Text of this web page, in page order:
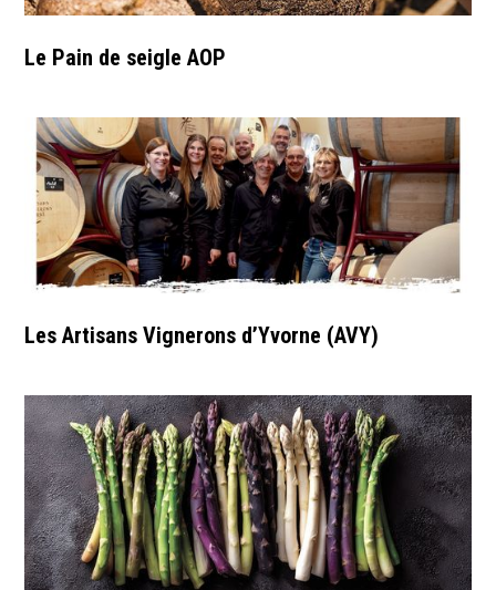
Le Pain de seigle AOP
Les Artisans Vignerons d’Yvorne (AVY)